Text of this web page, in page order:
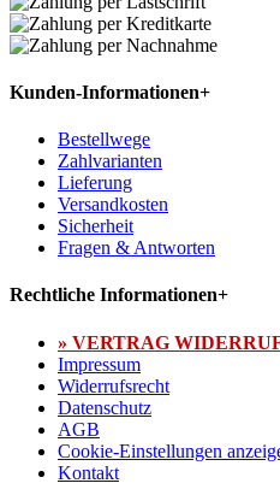
Kunden-Informationen+
Bestellwege
Zahlvarianten
Lieferung
Versandkosten
Sicherheit
Fragen & Antworten
Rechtliche Informationen+
» VERTRAG
Impressum
Widerrufsrecht
Datenschutz
AGB
Cookie-Einstellungen
Kontakt